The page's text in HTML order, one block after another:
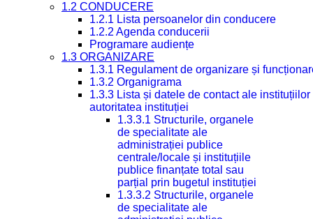
1.2 CONDUCERE
1.2.1 Lista persoanelor din conducere
1.2.2 Agenda conducerii
Programare audiențe
1.3 ORGANIZARE
1.3.1 Regulament de organizare și
1.3.2 Organigrama
1.3.3 Lista și datele de contact ale
autoritatea instituției
1.3.3.1 Structurile, organele
de specialitate ale
administrației publice
centrale/locale și instituțiile
publice finanțate total sau
parțial prin bugetul instituției
1.3.3.2 Structurile, organele
de specialitate ale